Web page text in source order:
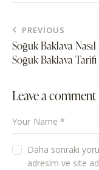
PREVIOUS
Soğuk Baklava Nasıl
Soğuk Baklava Tarifi
Leave a comment
Daha sonraki
adresim ve site